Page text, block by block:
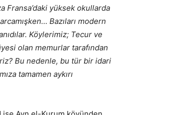
Fransa’daki yüksek okullarda
Bazıları modern
Köylerimiz; Tecur ve
olan memurlar tarafından
Bu nedenle, bu tür bir idari
tamamen aykırı